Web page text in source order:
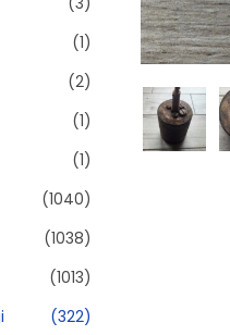
(1)
(2)
(1)
(1)
(1040)
(1038)
(1013)
(322)